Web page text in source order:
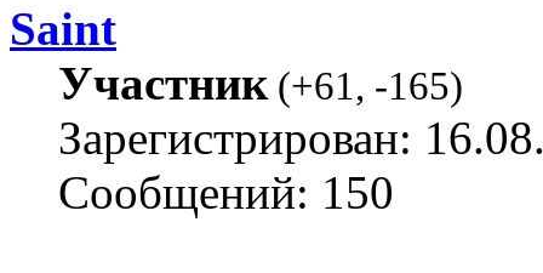
Saint
Участник(+61, -165)
Зарегистрирован:
Сообщений: 150